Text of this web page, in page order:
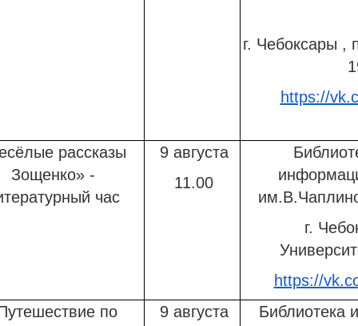
г. Чебоксары ,
https://
рассказы
Зощенко» -
час
9 августа
11.00
г.
https://
по
9 августа
Библиотека